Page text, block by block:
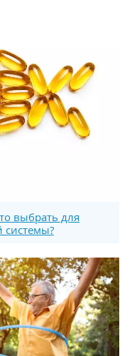
выбрать для